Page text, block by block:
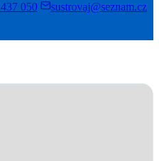
050
sustrovaj@seznam.cz